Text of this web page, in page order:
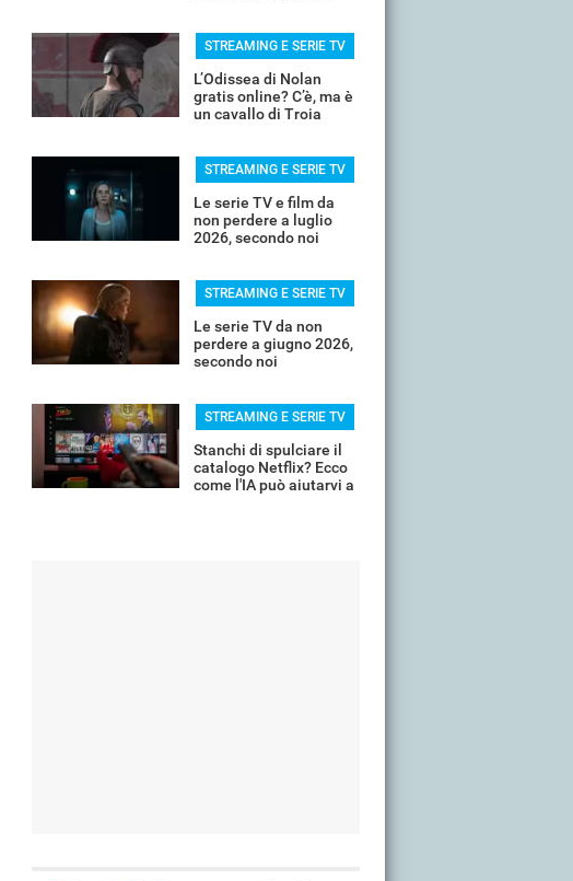
STREAMING E SERIE TV
L’Odissea di Nolan
gratis online? C’è, ma è
un cavallo di Troia
STREAMING E SERIE TV
Le serie TV e film da
non perdere a luglio
2026, secondo noi
STREAMING E SERIE TV
Le serie TV da non
perdere a giugno 2026,
secondo noi
STREAMING E SERIE TV
Stanchi di spulciare il
catalogo Netflix? Ecco
come l'IA può aiutarvi a